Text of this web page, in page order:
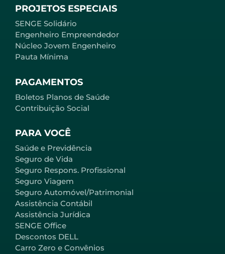
PARA VOCÊ
Saúde e Previdência
Seguro de Vida
Seguro Respons. Profissional
Seguro Viagem
Seguro Automóvel/Patrimonial
Assistência Contábil
Assistência Jurídica
SENGE Office
Descontos DELL
Carro Zero e Convênios
PROJETOS ESPECIAIS
SENGE Solidário
Engenheiro Empreendedor
Núcleo Jovem Engenheiro
Pauta Mínima
PAGAMENTOS
Boletos Planos de Saúde
Contribuição Social